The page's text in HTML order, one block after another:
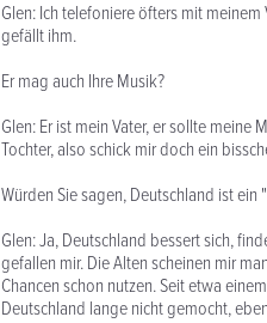
Glen: Ich telefoniere öfters mit
gefällt ihm.
Er mag auch Ihre Musik?
Glen: Er ist mein Vater, er sollte
Tochter, also schick mir doch ein
Würden Sie sagen, Deutschland ist
Glen: Ja, Deutschland bessert sich,
gefallen mir. Die Alten scheinen mir
Chancen schon nutzen. Seit etwa
Deutschland lange nicht gemocht,